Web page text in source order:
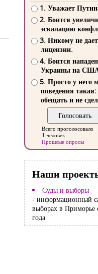
1. Уважает
2. Боится
эскалацию
3. Никому не
лицензии.
4. Боится
Украины на
5. Просто у него
поведения такая:
обещать и не
Всего проголосовало
1 человек
Прошлые опросы
Наши
Суды и выборы
- информационный
выборах в Приморье
года